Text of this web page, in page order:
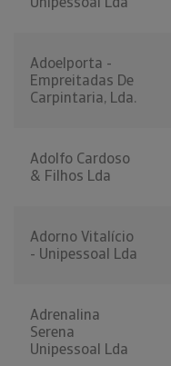
Adoelporta -
Empreitadas De
Carpintaria, Lda.
Adolfo Cardoso
& Filhos Lda
Adorno Vitalício
- Unipessoal Lda
Adrenalina
Serena
Unipessoal Lda